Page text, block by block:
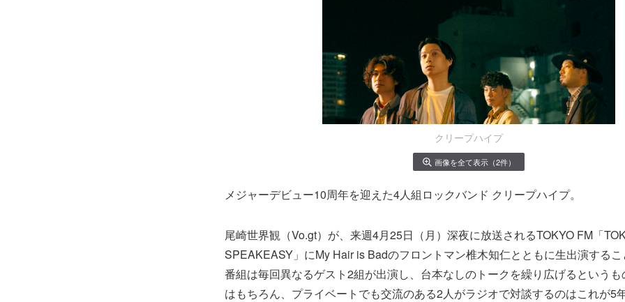
クリープハイプ
画像を全て表示（2件）
メジャーデビュー10周年を迎えた4人組ロックバンド クリープハイプ。
尾崎世界観（Vo.gt）が、来週4月25日（月）深夜に放送されるTOKYO FM「
SPEAKEASY」にMy Hair is Badのフロントマン椎木知仁とともに生出演する
番組は毎回異なるゲスト2組が出演し、台本なしのトークを繰り広げるという
はもちろん、プライベートでも交流のある2人がラジオで対談するのはこれが5